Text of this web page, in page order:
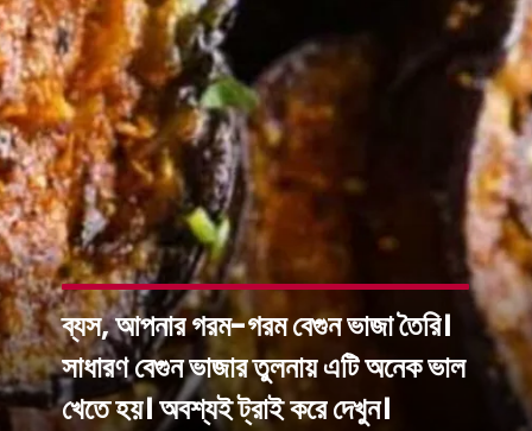
ব্যস, আপনার গরম-গরম বেগুন ভাজা তৈরি।
সাধারণ বেগুন ভাজার তুলনায় এটি অনেক ভাল
খেতে হয়। অবশ্যই ট্রাই করে দেখুন।